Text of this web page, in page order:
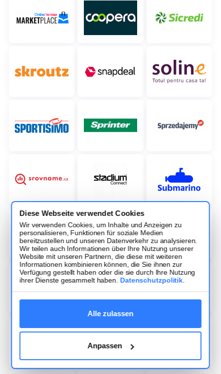
Diese Webseite verwendet Cookies
Wir verwenden Cookies, um Inhalte und Anzeigen zu
personalisieren, Funktionen für soziale Medien
bereitzustellen und unseren Datenverkehr zu analysieren.
Wir teilen auch Informationen über Ihre Nutzung unserer
Website mit unseren Partnern, die diese mit weiteren
Informationen kombinieren können, die Sie ihnen zur
Verfügung gestellt haben oder die sie durch Ihre Nutzung
ihrer Dienste gesammelt haben. Datenschutzpolitik
Alle zulassen
Anpassen